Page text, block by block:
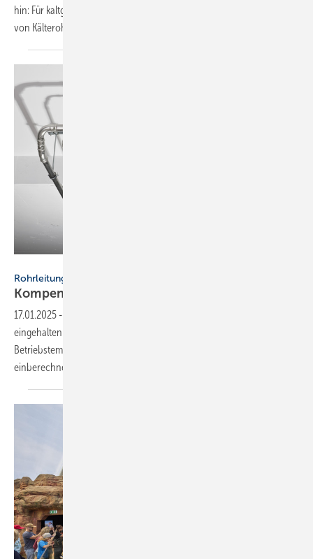
hin: Für kalt­gehende und kälte­mittel­füh­rende Leitungen ist der Ein­satz
von Kälte­rohr­trä­gern jetzt
Rohrleitungsmontage
Kom­pen­sa­ti­on von
17.01.2025 -
eingehalten werden. Aufgrund von wechselnden
Betriebstemperaturen müssen aber Längenänderungen richtig
einberechnet